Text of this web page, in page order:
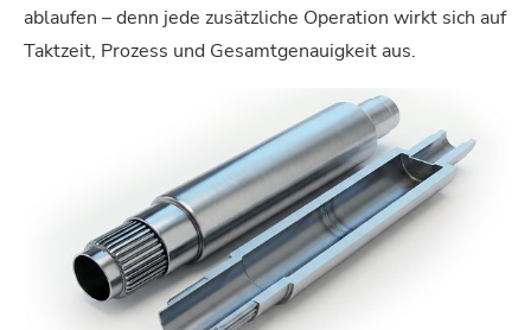
ablaufen – denn jede zusätzliche Operation wirkt sich auf
Taktzeit, Prozess und Gesamtgenauigkeit aus.